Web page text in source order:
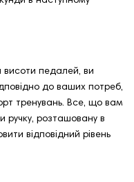
висоти педалей, ви
до ваших потреб,
тренувань. Все, що вам
ручку, розташовану в
відповідний рівень